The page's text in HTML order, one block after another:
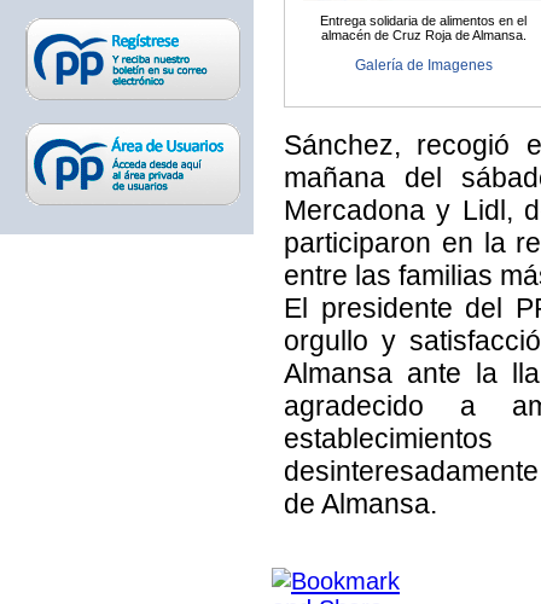
Entrega solidaria de alimentos en el
almacén de Cruz Roja de Almansa.
Galería de Imagenes
Sánchez, recogió
mañana del
Mercadona y Lidl,
participaron en la
entre las familias
El presidente del
orgullo y
Almansa ante la
agradecido a
de Almansa.